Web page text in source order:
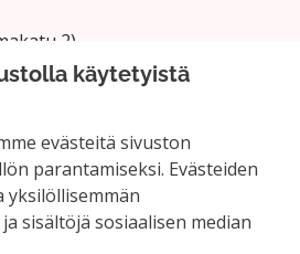
käytetyistä
evästeitä sivuston
parantamiseksi. Evästeiden
yksilöllisemmän
sisältöjä sosiaalisen median
2)
kysyttyä